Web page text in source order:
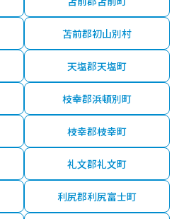
苫前郡初山別村
天塩郡天塩町
枝幸郡浜頓別町
枝幸郡枝幸町
礼文郡礼文町
利尻郡利尻富士町